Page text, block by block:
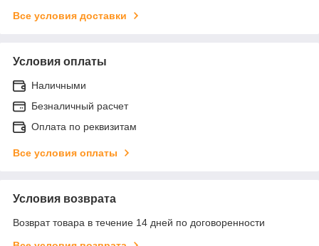
Все условия доставки
Условия оплаты
Наличными
Безналичный расчет
Оплата по реквизитам
Все условия оплаты
Условия возврата
Возврат товара в течение 14 дней по договоренности